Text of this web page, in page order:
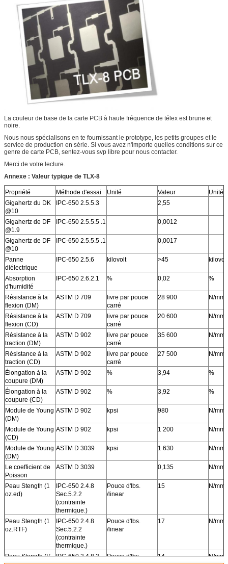
La couleur de base de la carte PCB à haute fréquence de télex est brune et
noire.
Nous nous spécialisons en te fournissant le prototype, les petits groupes et le
service de production en série. Si vous avez n'importe quelles conditions sur ce
genre de carte PCB, sentez-vous svp libre pour nous contacter.
Merci de votre lecture.
Annexe : Valeur typique de TLX-8
Propriété Méthode d'essai Unité Valeur
Unité
Gigahertz du DK
@10
IPC-650 2.5.5.3 2,55
Gigahertz de DF
@1.9
IPC-650 2.5.5.5 .1 0,0012
Gigahertz de DF
@10
IPC-650 2.5.5.5 .1 0,0017
Panne
diélectrique
IPC-650 2.5.6 kilovolt >45 kilovolt
Absorption
d'humidité
IPC-650 2.6.2.1 % 0,02 %
Résistance à la
flexion (DM)
ASTM D 709
livre par pouce
carré
28 900 N/mm2
Résistance à la
flexion (CD)
ASTM D 709
livre par pouce
carré
20 600 N/mm2
Résistance à la
traction (DM)
ASTM D 902
livre par pouce
carré
35 600 N/mm2
Résistance à la
traction (CD)
ASTM D 902
livre par pouce
carré
27 500 N/mm2
Élongation à la
coupure (DM)
ASTM D 902 % 3,94 %
Élongation à la
coupure (CD)
ASTM D 902 % 3,92 %
Module de Young
(DM)
ASTM D 902 kpsi 980 N/mm2
Module de Young
(CD)
ASTM D 902 kpsi 1 200 N/mm2
Module de Young
(DM)
ASTM D 3039 kpsi 1 630 N/mm2
Le coefficient de
Poisson
ASTM D 3039 0,135 N/mm
Peau Stength (1
oz.ed)
IPC-650 2.4.8
Sec.5.2.2
(contrainte
thermique.)
Pouce d'Ibs.
/linear
15 N/mm
Peau Stength (1
oz.RTF)
IPC-650 2.4.8
Sec.5.2.2
(contrainte
thermique.)
Pouce d'Ibs.
/linear
17 N/mm
Peau Stength (½
IPC-650 2.4.8.3
Pouce d'Ibs.
14 N/mm